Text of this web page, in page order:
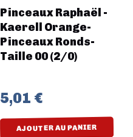
Pinceaux Raphaël -
Kaerell Orange-
Pinceaux Ronds-
Taille 00 (2/0)
5,01 €
AJOUTER AU PANIER